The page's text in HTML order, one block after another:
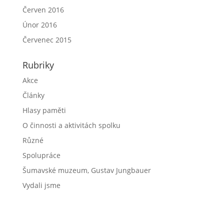
Červen 2016
Únor 2016
Červenec 2015
Rubriky
Akce
Články
Hlasy paměti
O činnosti a aktivitách spolku
Různé
Spolupráce
Šumavské muzeum, Gustav Jungbauer
Vydali jsme